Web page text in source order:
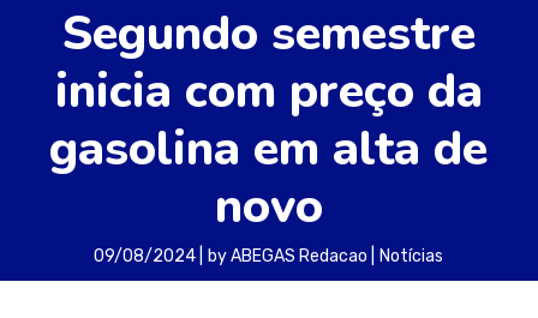
Segundo semestre
inicia com preço da
gasolina em alta de
novo
09/08/2024 byABEGAS Redacao Notícias